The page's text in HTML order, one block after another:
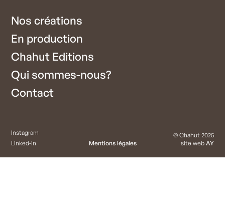
Nos créations
En production
Chahut Editions
Qui sommes-nous?
Contact
Instagram
Linked-in
Mentions légales
© Chahut 2025
site web AY